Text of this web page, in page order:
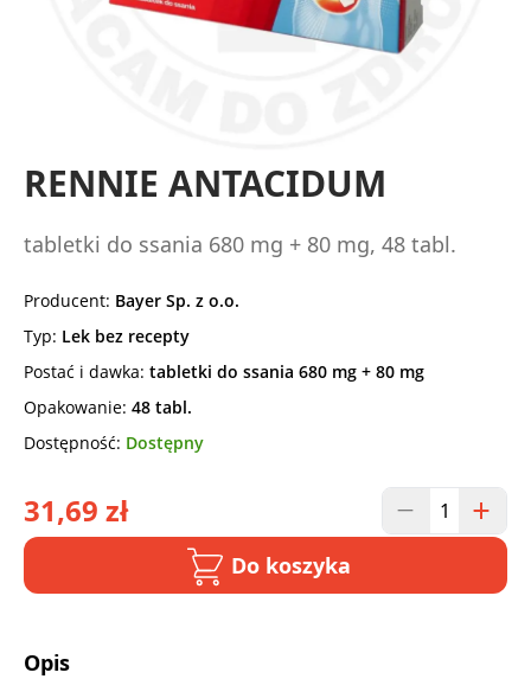
RENNIE ANTACIDUM
tabletki do ssania 680 mg + 80 mg, 48 tabl.
Producent: Bayer Sp. z o.o.
Typ: Lek bez recepty
Postać i dawka: tabletki do ssania 680 mg + 80 mg
Opakowanie: 48 tabl.
Dostępność: Dostępny
31,69 zł
Do koszyka
Opis